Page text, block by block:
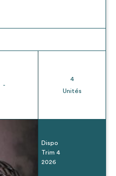
-
4
Unités
Dispo
Trim 4
2026